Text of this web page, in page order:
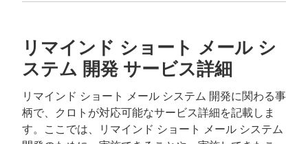
リマインド ショート メール シ
ステム 開発 サービス詳細
リマインド ショート メール システム 開発に関わる事
柄で、クロトが対応可能なサービス詳細を記載しま
す。ここでは、リマインド ショート メール システム